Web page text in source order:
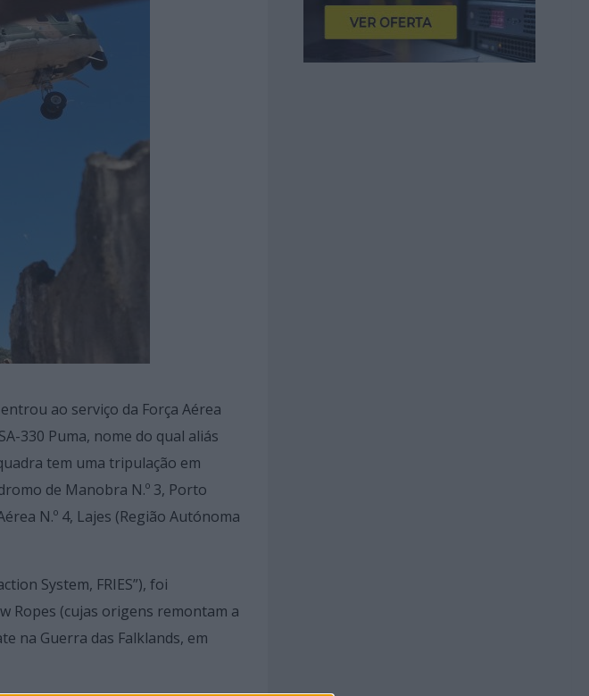
ao serviço da Força Aérea
330 Puma, nome do qual aliás
tem uma tripulação em
de Manobra N.º 3, Porto
N.º 4, Lajes (Região Autónoma
System, FRIES”), foi
Ropes (cujas origens remontam a
na Guerra das Falklands, em